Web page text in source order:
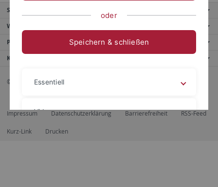
Service
Weitere Angebote
Portale
Kontaktinfo
© 2026 Eberhard Karls Universität Tübingen, Tübingen
Impressum Datenschutzerklärung Barrierefreiheit RSS-Feed
Kurz-Link Drucken
oder
Speichern & schließen
Essentiell
Videos